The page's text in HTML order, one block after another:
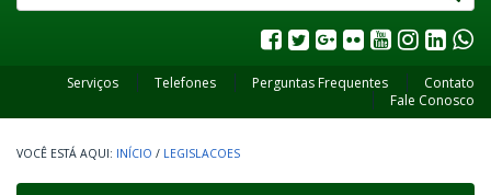
Serviços Telefones Perguntas Frequentes
Contato
Fale Conosco
INÍCIO / LEGISLACOES